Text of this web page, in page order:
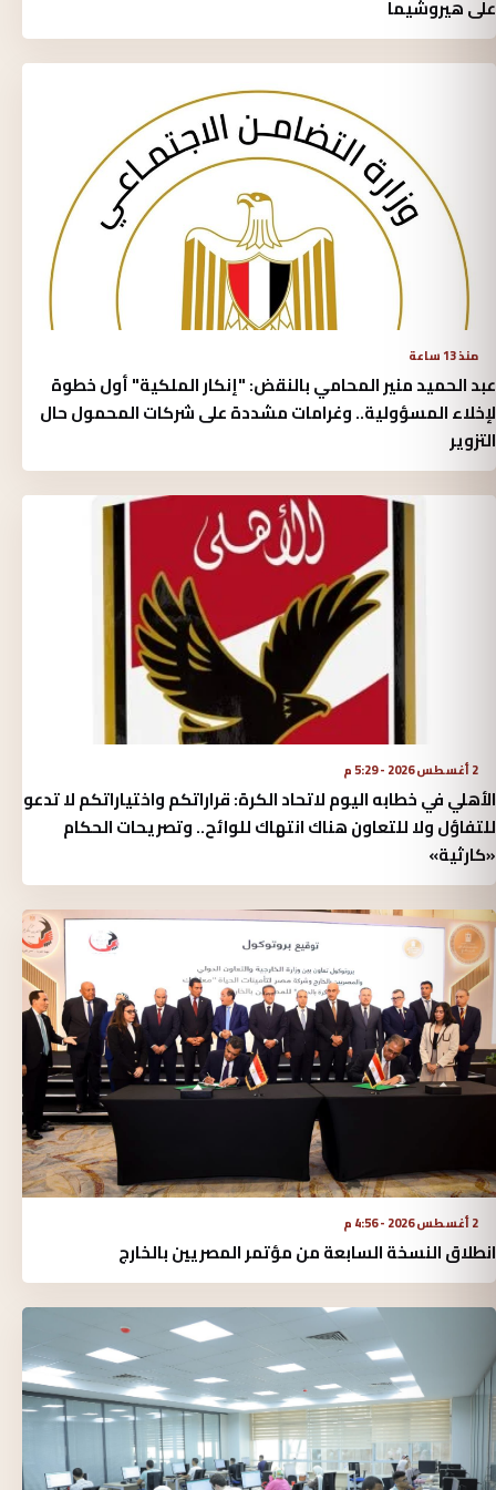
على هيروشيما
منذ 13 ساعة
عبد الحميد منير المحامي بالنقض: "إنكار الملكية" أول خطوة
لإخلاء المسؤولية.. وغرامات مشددة على شركات المحمول حال
التزوير
2 أغسطس 2026 - 5:29 م
الأهلي في خطابه اليوم لاتحاد الكرة:‏ قراراتكم واختياراتكم لا تدعو
للتفاؤل ولا للتعاون هناك انتهاك للوائح.. وتصريحات الحكام
«كارثية»‏
2 أغسطس 2026 - 4:56 م
انطلاق النسخة السابعة من مؤتمر المصريين بالخارج